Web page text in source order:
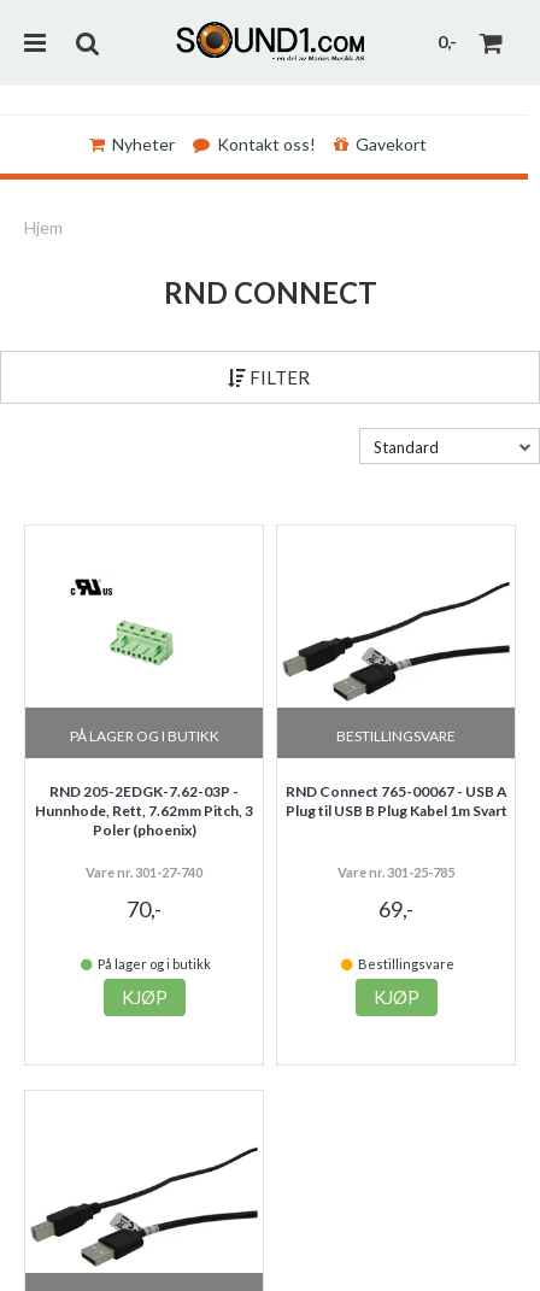
0,-
Nyheter Kontakt oss! Gavekort
Hjem
RND CONNECT
FILTER
Standard
PÅ LAGER OG I BUTIKK
RND 205-2EDGK-7.62-03P -
Hunnhode, Rett, 7.62mm Pitch, 3
Poler (phoenix)
Vare nr. 301-27-740
70,-
På lager og i butikk
KJØP
BESTILLINGSVARE
RND Connect 765-00067 - USB A
Plug til USB B Plug Kabel 1m Svart
Vare nr. 301-25-785
69,-
Bestillingsvare
KJØP